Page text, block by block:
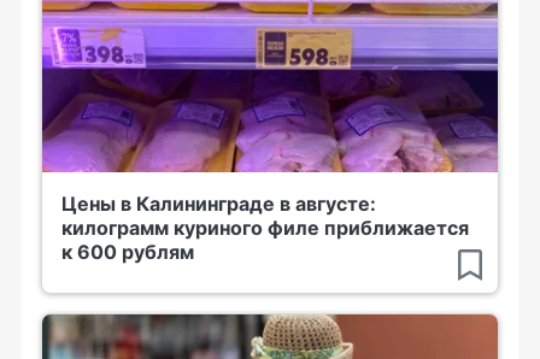
Цены в Калининграде в августе:
килограмм куриного филе приближается
к 600 рублям